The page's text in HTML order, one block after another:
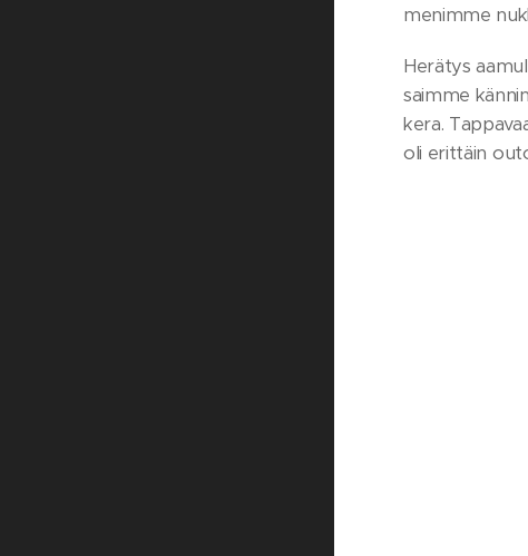
menimme
Herätys
saimme
kera.
oli erittäin